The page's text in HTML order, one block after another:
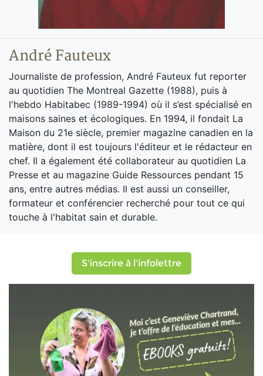
André Fauteux
Journaliste de profession, André Fauteux fut reporter
au quotidien The Montreal Gazette (1988), puis à
l'hebdo Habitabec (1989-1994) où il s’est spécialisé en
maisons saines et écologiques. En 1994, il fondait La
Maison du 21e siècle, premier magazine canadien en la
matière, dont il est toujours l'éditeur et le rédacteur en
chef. Il a également été collaborateur au quotidien La
Presse et au magazine Guide Ressources pendant 15
ans, entre autres médias. Il est aussi un conseiller,
formateur et conférencier recherché pour tout ce qui
touche à l'habitat sain et durable.
S'inscrire à l'infolettre